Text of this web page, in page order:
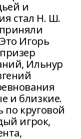
и
стал Н. Ш.
Игорь
Ильнур
и близкие.
круговой
игрок,